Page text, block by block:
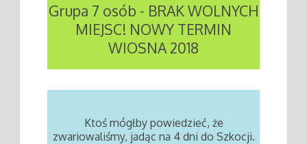
Grupa 7 osób - BRAK WOLNYCH
MIEJSC! NOWY TERMIN
WIOSNA 2018
Ktoś mógłby powiedzieć, że
zwariowaliśmy, jadąc na 4 dni do Szkocji.